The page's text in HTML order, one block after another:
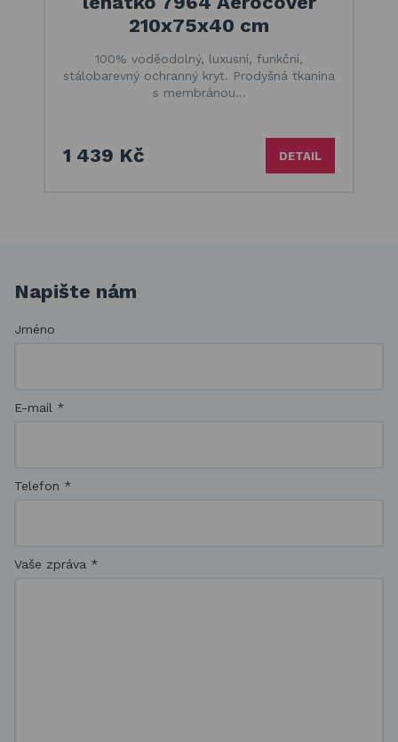
210x75x40 cm
100% voděodolný, luxusní, funkční,
stálobarevný ochranný kryt. Prodyšná tkanina
s membránou…
1 439 Kč DETAIL
Napište nám
Jméno
E-mail *
Telefon *
Vaše zpráva *